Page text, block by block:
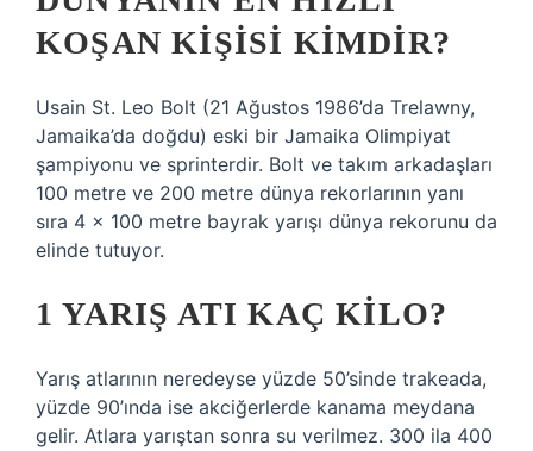
KOŞAN KIŞISI KIMDIR?
Usain St. Leo Bolt (21 Ağustos 1986’da Trelawny,
Jamaika’da doğdu) eski bir Jamaika Olimpiyat
şampiyonu ve sprinterdir. Bolt ve takım arkadaşları
100 metre ve 200 metre dünya rekorlarının yanı
sıra 4 x 100 metre bayrak yarışı dünya rekorunu da
elinde tutuyor.
1 YARIŞ ATI KAÇ KILO?
Yarış atlarının neredeyse yüzde 50’sinde trakeada,
yüzde 90’ında ise akciğerlerde kanama meydana
gelir. Atlara yarıştan sonra su verilmez. 300 ila 400